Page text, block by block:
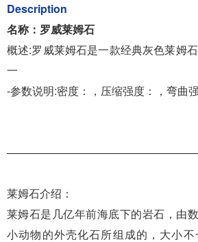
Description
名称： 罗威莱姆石
概述:罗威莱姆石是一款经典灰色莱姆
一
-参数说明:密度：，压缩强度：，弯曲
莱姆石介绍：
莱姆石是几亿年前海底下的岩石，由
小动物的外壳化石所组成的，大小